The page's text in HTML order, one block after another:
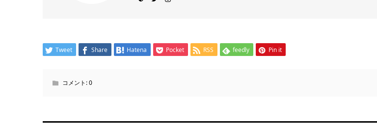
Tweet Share Hatena Pocket RSS feedly Pin it
コメント:0